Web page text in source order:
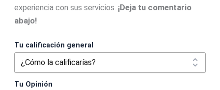
experiencia con sus servicios. ¡Deja tu comentario
abajo!
Tu calificación general
Tu Opinión